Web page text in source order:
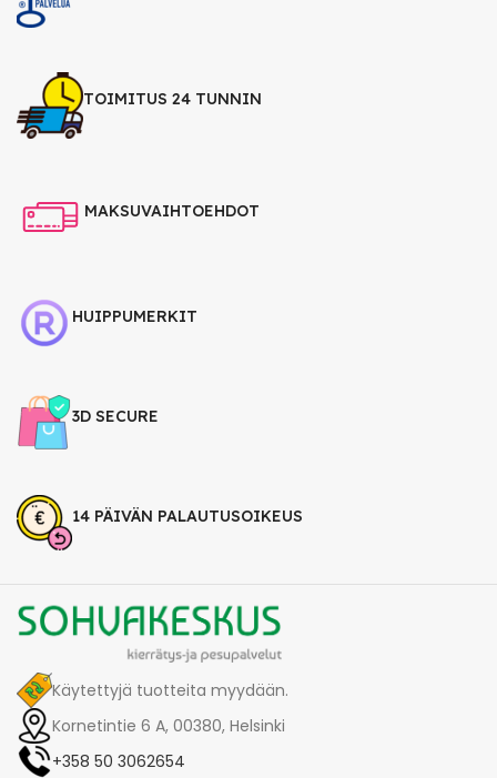
TOIMITUS 24 TUNNIN
MAKSUVAIHTOEHDOT
HUIPPUMERKIT
3D SECURE
14 PÄIVÄN PALAUTUSOIKEUS
Käytettyjä tuotteita myydään.
Kornetintie 6 A, 00380, Helsinki
+358 50 3062654